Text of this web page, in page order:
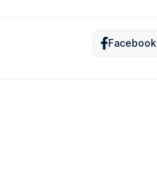
Facebook